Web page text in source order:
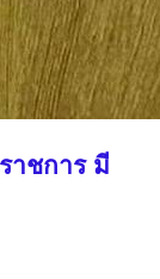
าชการ มี